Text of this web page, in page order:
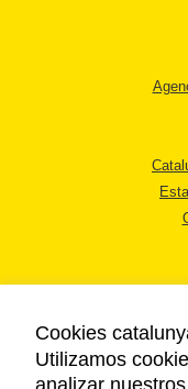
Cookies
Utilizamos
analizar